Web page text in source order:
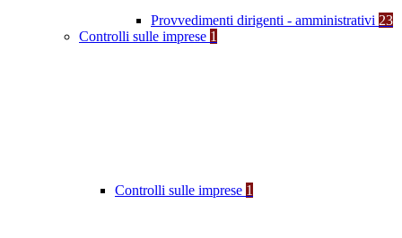
Provvedimenti dirigenti - amministrativi 23
Controlli sulle imprese 1
Controlli sulle imprese 1